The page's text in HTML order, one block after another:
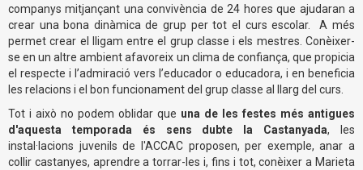
companysmitjançant una convivència de 24 hores que ajudaran a
crear una bona dinàmica de grup per tot el curs escolar.
A més
permet crear el lligam entre el grup classe i els mestres. Conèixer-
se en un altre ambient afavoreix un clima de confiança, que propicia
el respecte i l’admiració vers l’educador o educadora, i en beneficia
les relacions i el bon funcionament del grup classe al llarg del curs.
Tot i això no podem oblidar que una de les festes més antigues
d'aquesta temporada és sens dubte la Castanyada, les
instal·lacions juvenils de l'ACCAC proposen, per exemple, anar a
collir castanyes, aprendre a torrar-les i, fins i tot, conèixer a Marieta